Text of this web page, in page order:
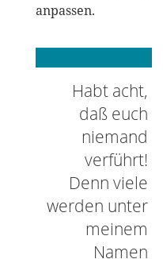
anpassen.
Habt acht,
daß euch
niemand
verführt!
Denn viele
werden unter
meinem
Namen